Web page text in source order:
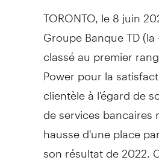
TORONTO, le 8 juin
Groupe Banque TD(la
classé au premier
Power pour la
clientèle à l'égard de
de services bancaires
hausse d'une place
son résultat de 2022.